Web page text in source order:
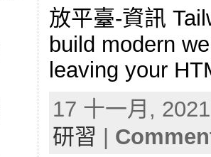
放平臺-資訊
build modern
leaving your
17 十一月,
研習